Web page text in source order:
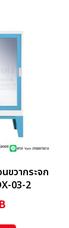
ขวากระจก
03-2